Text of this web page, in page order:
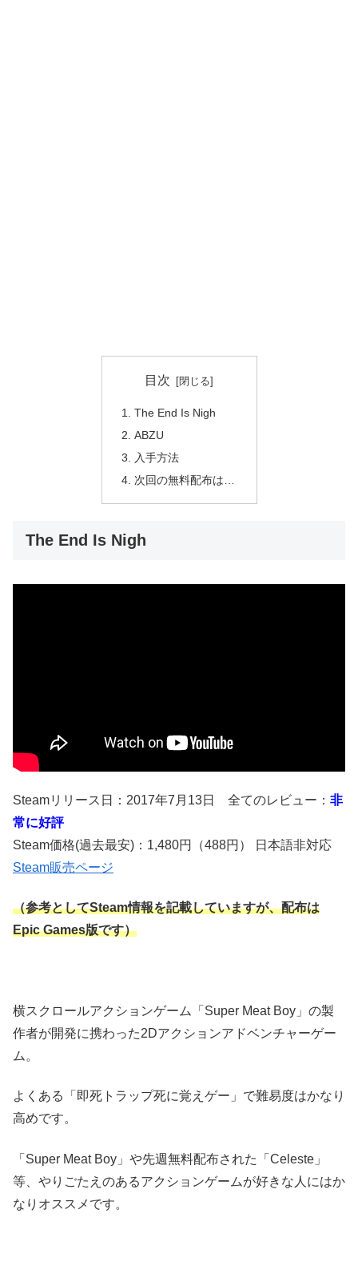
目次
The End Is Nigh
ABZU
入手方法
次回の無料配布は…
The End Is Nigh
Steamリリース日：2017年7月13日 全てのレビュー： 非
常に好評
Steam価格(過去最安)：1,480円（488円） 日本語非対応
Steam販売ページ
（参考としてSteam情報を記載していますが、配布は
Epic Games版です）
横スクロールアクションゲーム「Super Meat Boy」の製
作者が開発に携わった2Dアクションアドベンチャーゲー
ム。
よくある「即死トラップ死に覚えゲー」で難易度はかなり
高めです。
「Super Meat Boy」や先週無料配布された「Celeste」
等、やりごたえのあるアクションゲームが好きな人にはか
なりオススメです。